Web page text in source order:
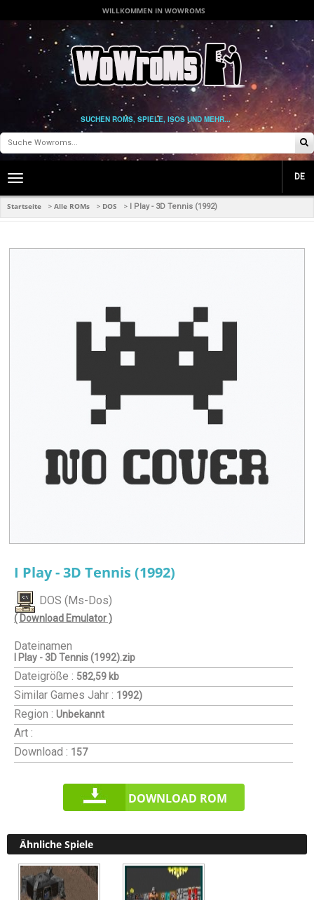
WILLKOMMEN IN WOWROMS
SUCHEN ROMS, SPIELE, ISOS UND MEHR...
Toggle
navigation
DE
Startseite > Alle ROMs > DOS > I Play - 3D Tennis (1992)
I Play - 3D Tennis (1992)
DOS (Ms-Dos)
( Download Emulator )
Dateinamen
I Play - 3D Tennis (1992).zip
Dateigröße : 582,59 kb
Similar Games Jahr : 1992)
Region : Unbekannt
Art :
Download : 157
DOWNLOAD ROM
Ähnliche Spiele